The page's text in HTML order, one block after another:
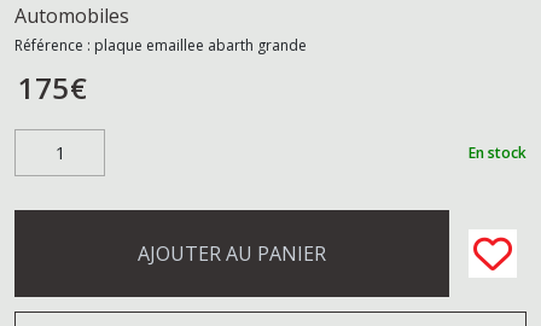
Automobiles
Référence : plaque emaillee abarth grande
175€
En stock
AJOUTER AU PANIER